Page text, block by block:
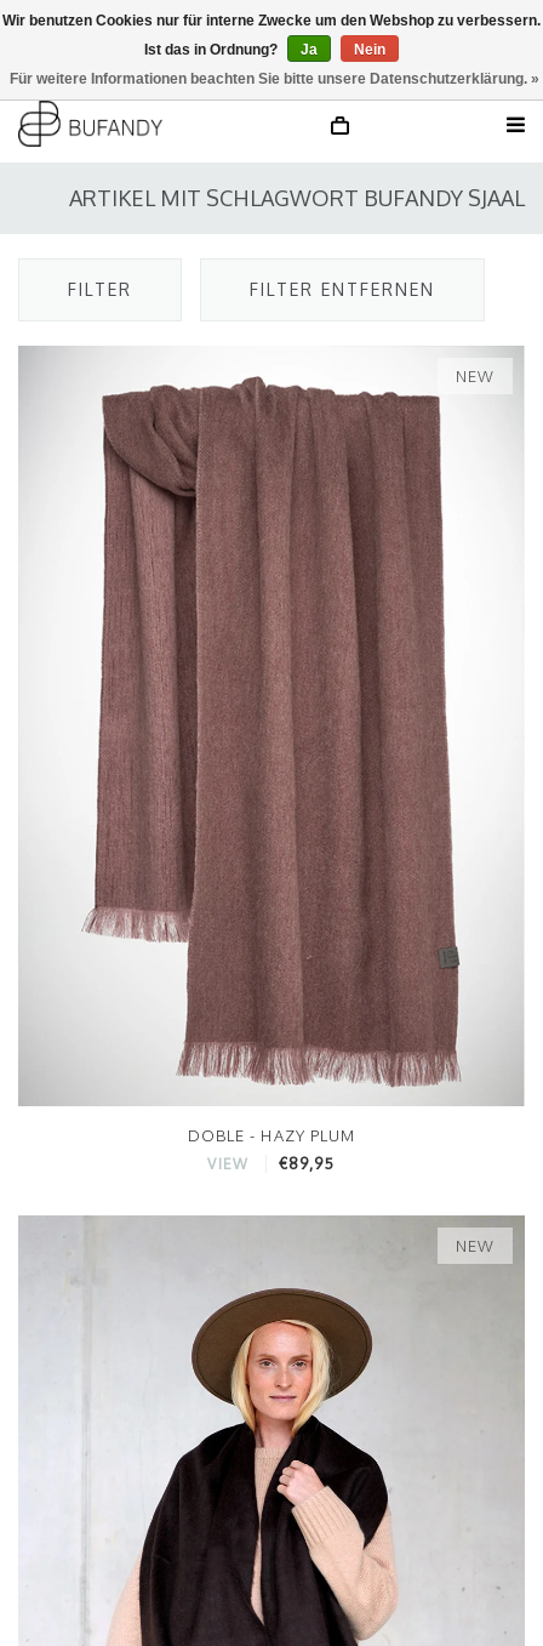
ARTIKEL MIT SCHLAGWORT BUFANDY SJAAL
FILTER FILTER ENTFERNEN
NEW
DOBLE - HAZY PLUM
VIEW €89,95
NEW
Wir benutzen Cookies nur für interne Zwecke um den Webshop zu verbessern.
Ist das in Ordnung?
Ja
Nein
Für weitere Informationen beachten Sie bitte unsere Datenschutzerklärung. »